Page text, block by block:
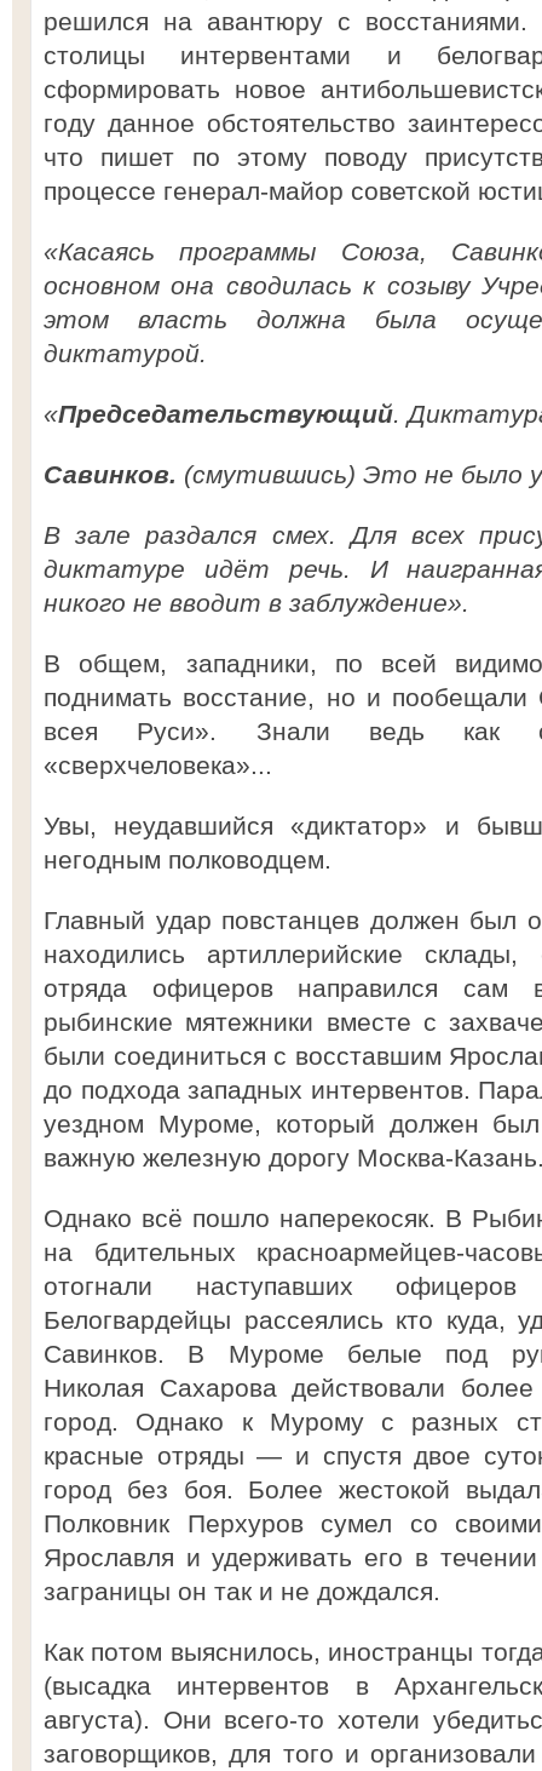
решился на авантюру с восстаниями.
столицы интервентами и
сформировать новое
году данное обстоятельство
что пишет по этому поводу
процессе генерал-майор советской
«Касаясь программы Союза,
основном она сводилась к созыву
этом власть должна была
диктатурой.
«Председательствующий.
Савинков. (смутившись) Это не было
В зале раздался смех. Для всех
диктатуре идёт речь. И
никого не вводит в заблуждение».
В общем, западники, по всей
поднимать восстание, но и пообещали
всея Руси». Знали ведь как
«сверхчеловека»...
Увы, неудавшийся «диктатор» и
негодным полководцем.
Главный удар повстанцев должен был
находились артиллерийские
отряда офицеров направился сам
рыбинские мятежники вместе с
были соединиться с восставшим
до подхода западных интервентов.
уездном Муроме, который должен был
важную железную дорогу Москва-
Однако всё пошло наперекосяк. В
на бдительных красноармейцев-
отогнали наступавших
Белогвардейцы рассеялись кто куда,
Савинков. В Муроме белые под
Николая Сахарова действовали
город. Однако к Мурому с разных
красные отряды — и спустя двое
город без боя. Более жестокой
Полковник Перхуров сумел со
Ярославля и удерживать его в
заграницы он так и не дождался.
Как потом выяснилось, иностранцы
(высадка интервентов в
августа). Они всего-то хотели
заговорщиков, для того и